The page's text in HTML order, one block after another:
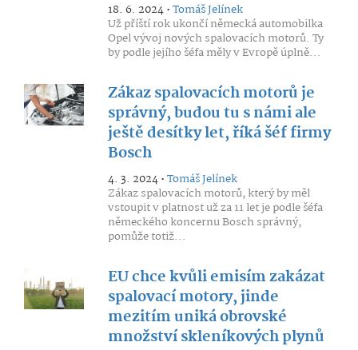
18. 6. 2024 •Tomáš Jelínek
Už příští rok ukončí německá automobilka
Opel vývoj nových spalovacích motorů. Ty
by podle jejího šéfa měly v Evropě úplně...
Zákaz spalovacích motorů je
správný, budou tu s námi ale
ještě desítky let, říká šéf firmy
Bosch
4. 3. 2024 •Tomáš Jelínek
Zákaz spalovacích motorů, který by měl
vstoupit v platnost už za 11 let je podle šéfa
německého koncernu Bosch správný,
pomůže totiž...
EU chce kvůli emisím zakázat
spalovací motory, jinde
mezitím uniká obrovské
množství skleníkových plynů